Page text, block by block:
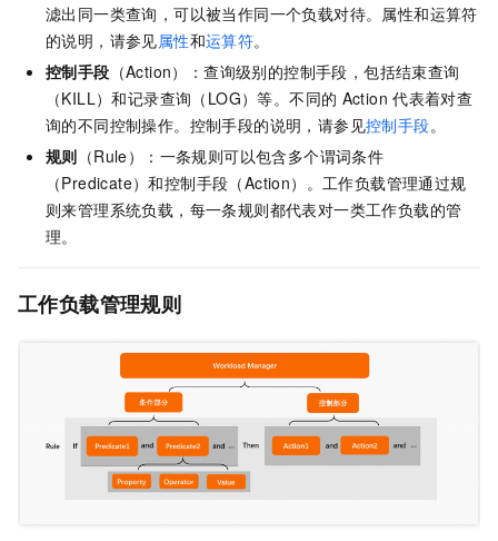
滤出同一类查询，可以被当作同一个负载对待。属性和运算符
的说明，请参见属性和运算符。
控制手段 （Action）：查询级别的控制手段，包括结束查询
（KILL）和记录查询（LOG）等。不同的 Action 代表着对查
询的不同控制操作。控制手段的说明，请参见控制手段。
规则 （Rule）：一条规则可以包含多个谓词条件
（Predicate）和控制手段（Action）。工作负载管理通过规
则来管理系统负载，每一条规则都代表对一类工作负载的管
理。
工作负载管理规则